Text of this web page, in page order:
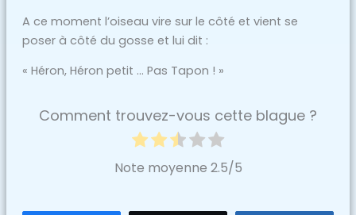
A ce moment l’oiseau vire sur le côté et vient se
poser à côté du gosse et lui dit :
« Héron, Héron petit … Pas Tapon ! »
Comment trouvez-vous cette blague ?
Note moyenne 2.5/5